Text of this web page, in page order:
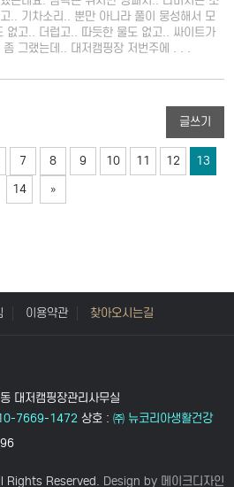
.. 기차소리.. 뿐만 아니라 풀이 뭉성해서 모
없고.. 더럽고.. 따듯한 물도 없고.. 싸이트가
그랬는데.. 대저캠핑장 저번주에 . . .
글쓰기
7 8 9 10 11 12
13
14
»
이용약관 찾아오시는길
대저캠핑장관리사무실
7669-1472 상호 :㈜ 뉴코리아생활건강
Rights Reserved. Design by 메이크디자인